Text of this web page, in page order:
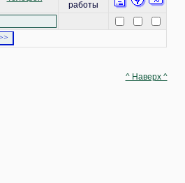
работы
^ Наверх ^